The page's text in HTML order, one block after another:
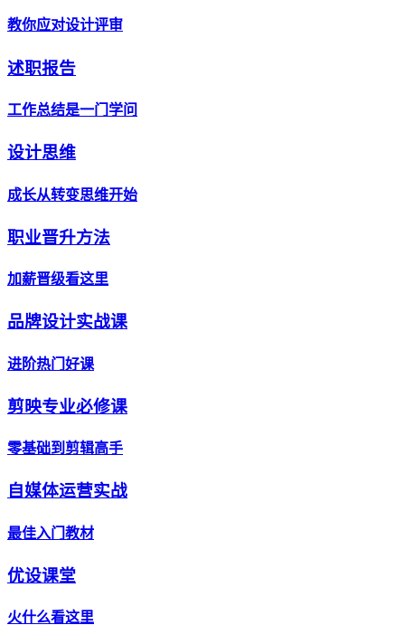
教你应对设计评审
述职报告
工作总结是一门学问
设计思维
成长从转变思维开始
职业晋升方法
加薪晋级看这里
品牌设计实战课
进阶热门好课
剪映专业必修课
零基础到剪辑高手
自媒体运营实战
最佳入门教材
优设课堂
火什么看这里